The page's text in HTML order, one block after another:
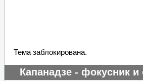
Тема заблокирована.
Капанадзе - фокусник